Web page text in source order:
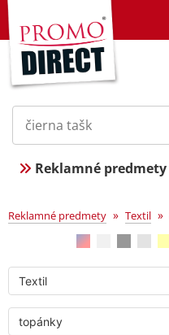
Reklamné predmety
topánky
Reklamné predmety » Textil »